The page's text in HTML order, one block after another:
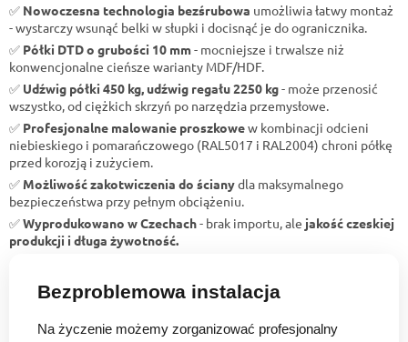
✅ Nowoczesna technologia bezśrubowa umożliwia łatwy montaż
- wystarczy wsunąć belki w słupki i docisnąć je do ogranicznika.
✅ Półki DTD o grubości 10 mm- mocniejsze i trwalsze niż
konwencjonalne cieńsze warianty MDF/HDF.
✅ Udźwig półki 450 kg, udźwig regału 2250 kg- może przenosić
wszystko, od ciężkich skrzyń po narzędzia przemysłowe.
✅ Profesjonalne malowanie proszkowew kombinacji odcieni
niebieskiego i pomarańczowego (RAL5017 i RAL2004) chroni półkę
przed korozją i zużyciem.
✅ Możliwość zakotwiczenia do ścianydla maksymalnego
bezpieczeństwa przy pełnym obciążeniu.
✅Wyprodukowano w Czechach- brak importu, ale jakość czeskiej
produkcji i długa żywotność.
Bezproblemowa instalacja
Na życzenie możemy zorganizować profesjonalny